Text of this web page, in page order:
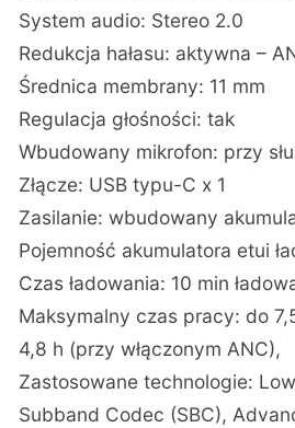
System audio: Stereo 2.0
Redukcja hałasu: aktywna –
Średnica membrany: 11 mm
Regulacja głośności: tak
Wbudowany mikrofon: przy
Złącze: USB typu-C x 1
Zasilanie: wbudowany
Pojemność akumulatora etui
Czas ładowania: 10 min
Maksymalny czas pracy: do
4,8 h (przy włączonym ANC),
Zastosowane technologie:
Subband Codec (SBC),